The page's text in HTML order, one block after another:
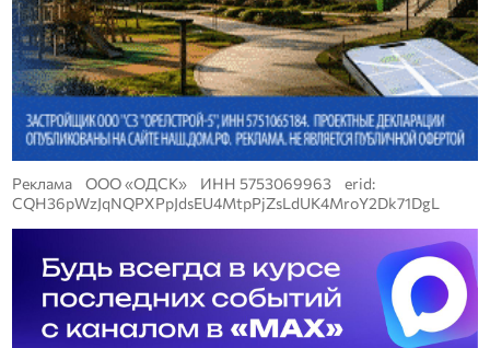
Реклама ООО «ОДСК» ИНН 5753069963 erid:
CQH36pWzJqNQPXPpJdsEU4MtpPjZsLdUK4MroY2Dk71DgL